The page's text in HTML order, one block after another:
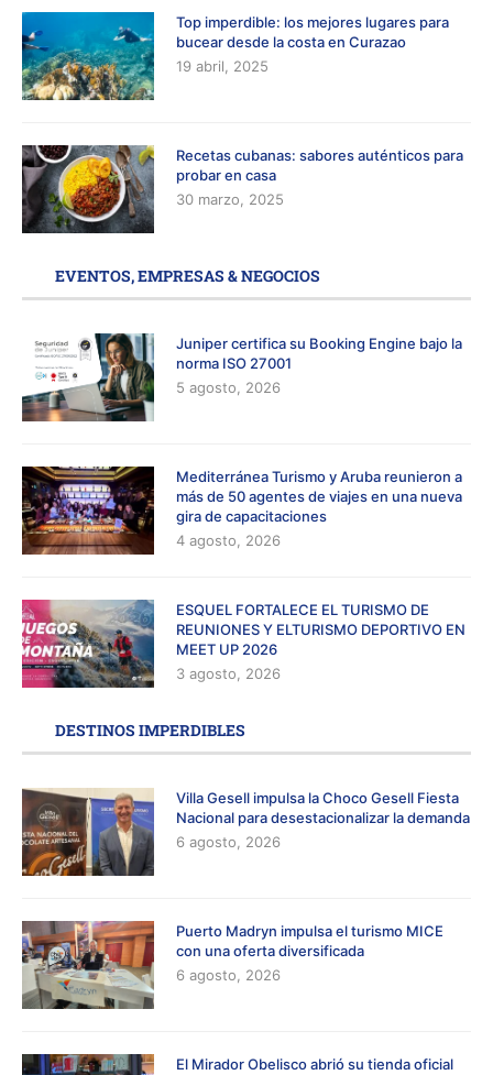
Top imperdible: los mejores lugares para
bucear desde la costa en Curazao
19 abril, 2025
Recetas cubanas: sabores auténticos para
probar en casa
30 marzo, 2025
EVENTOS, EMPRESAS & NEGOCIOS
Juniper certifica su Booking Engine bajo la
norma ISO 27001
5 agosto, 2026
Mediterránea Turismo y Aruba reunieron a
más de 50 agentes de viajes en una nueva
gira de capacitaciones
4 agosto, 2026
ESQUEL FORTALECE EL TURISMO DE
REUNIONES Y ELTURISMO DEPORTIVO EN
MEET UP 2026
3 agosto, 2026
DESTINOS IMPERDIBLES
Villa Gesell impulsa la Choco Gesell Fiesta
Nacional para desestacionalizar la demanda
6 agosto, 2026
Puerto Madryn impulsa el turismo MICE
con una oferta diversificada
6 agosto, 2026
El Mirador Obelisco abrió su tienda oficial